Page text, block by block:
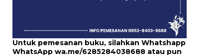
Untuk pemesanan buku, silahkan Whatshapp
WhatsApp wa.me/6285284038688 atau pun